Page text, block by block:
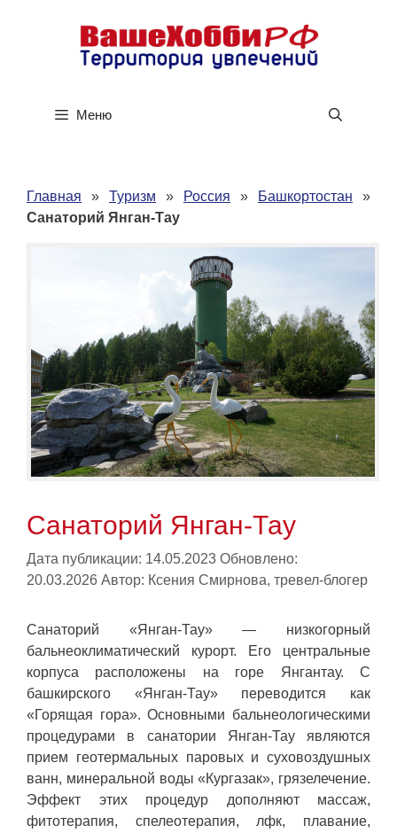
содержимому
Меню
Главная » Туризм » Россия » Башкортостан »
Санаторий Янган-Тау
Санаторий Янган-Тау
Дата публикации: 14.05.2023 Обновлено:
20.03.2026 Автор: Ксения Смирнова, тревел-блогер
Санаторий «Янган-Тау» — низкогорный
бальнеоклиматический курорт. Его центральные
корпуса расположены на горе Янгантау. С
башкирского «Янган-Тау» переводится как
«Горящая гора». Основными бальнеологическими
процедурами в санатории Янган-Тау являются
прием геотермальных паровых и суховоздушных
ванн, минеральной воды «Кургазак», грязелечение.
Эффект этих процедур дополняют массаж,
фитотерапия, спелеотерапия, лфк, плавание,